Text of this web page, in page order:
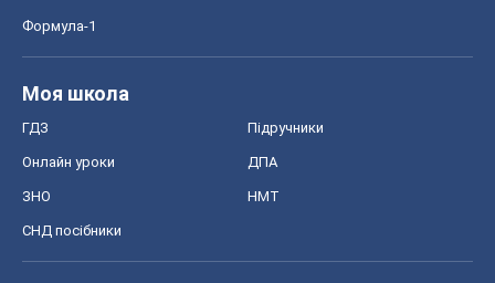
Формула-1
Моя школа
ГДЗ Підручники
Онлайн уроки ДПА
ЗНО НМТ
СНД посібники